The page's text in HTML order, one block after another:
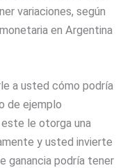
variaciones, según
en Argentina
a usted cómo podría
de ejemplo
le otorga una
y usted invierte
ganancia podría tener